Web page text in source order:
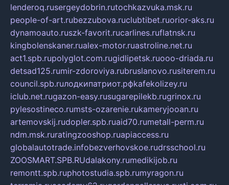
lenderoq.rusergeydobrin.rutochkazvuka.msk.ru
people-of-art.rubezzubova.ruclubtibet.ruorior-aks.ru
dynamoauto.ruszk-favorit.rucarlines.ruflatnsk.ru
kingbolenskaner.rualex-motor.ruastroline.net.ru
act1.spb.rupolyglot.com.rugidlipetsk.ruooo-driada.ru
detsad125.rumir-zdoroviya.rubruslanovo.rusiterem.ru
council.spb.ruлодкипатриот.рфkafekolizey.ru
iclub.net.rugazon-easy.rusugarepilekb.rugrinox.ru
pylesostineco.rumsts-ozarenie.rukameryjooan.ru
artemovskij.rudopler.spb.ruaid70.rumetall-perm.ru
ndm.msk.ruratingzooshop.ruapiaccess.ru
globalautotrade.infobezverhovskoe.rudrsschool.ru
ZOOSMART.SPB.RUdalakony.rumedikijob.ru
remontt.spb.ruphotostudia.spb.rumyragon.ru